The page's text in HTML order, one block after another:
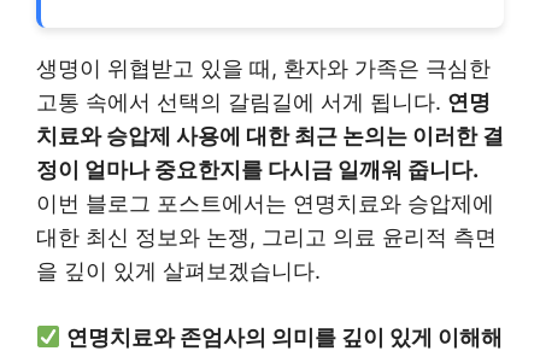
생명이 위협받고 있을 때, 환자와 가족은 극심한
고통 속에서 선택의 갈림길에 서게 됩니다. 연명
치료와 승압제 사용에 대한 최근 논의는 이러한 결
정이 얼마나 중요한지를 다시금 일깨워 줍니다.
이번 블로그 포스트에서는 연명치료와 승압제에
대한 최신 정보와 논쟁, 그리고 의료 윤리적 측면
을 깊이 있게 살펴보겠습니다.
연명치료와 존엄사의 의미를 깊이 있게 이해해